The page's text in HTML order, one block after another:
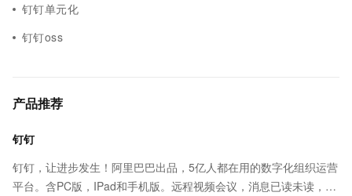
钉钉单元化
钉钉oss
产品推荐
钉钉
钉钉，让进步发生！阿里巴巴出品，5亿人都在用的数字化组织运营
平台。含PC版，IPad和手机版。远程视频会议，消息已读未读，